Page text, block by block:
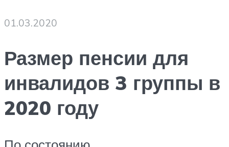
01.03.2020
Размер пенсии для
инвалидов 3 группы в
2020 году